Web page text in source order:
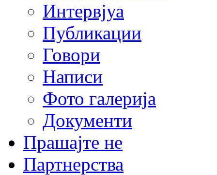
Интервјуа
Публикации
Говори
Написи
Фото галерија
Документи
Прашајте не
Партнерства